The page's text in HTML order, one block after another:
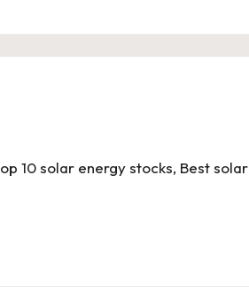
10 solar energy stocks, Best solar